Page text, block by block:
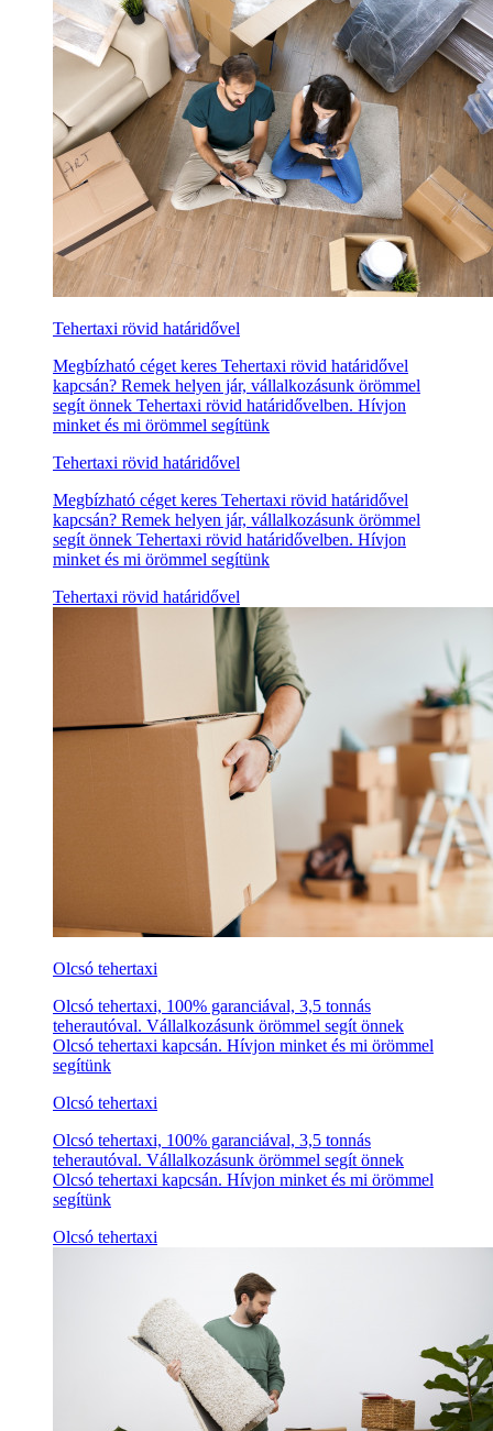
Tehertaxi rövid határidővel
Megbízható céget keres Tehertaxi rövid határidővel
kapcsán? Remek helyen jár, vállalkozásunk örömmel
segít önnek Tehertaxi rövid határidővelben. Hívjon
minket és mi örömmel segítünk
Tehertaxi rövid határidővel
Megbízható céget keres Tehertaxi rövid határidővel
kapcsán? Remek helyen jár, vállalkozásunk örömmel
segít önnek Tehertaxi rövid határidővelben. Hívjon
minket és mi örömmel segítünk
Tehertaxi rövid határidővel
Olcsó tehertaxi
Olcsó tehertaxi, 100% garanciával, 3,5 tonnás
teherautóval. Vállalkozásunk örömmel segít önnek
Olcsó tehertaxi kapcsán. Hívjon minket és mi örömmel
segítünk
Olcsó tehertaxi
Olcsó tehertaxi, 100% garanciával, 3,5 tonnás
teherautóval. Vállalkozásunk örömmel segít önnek
Olcsó tehertaxi kapcsán. Hívjon minket és mi örömmel
segítünk
Olcsó tehertaxi